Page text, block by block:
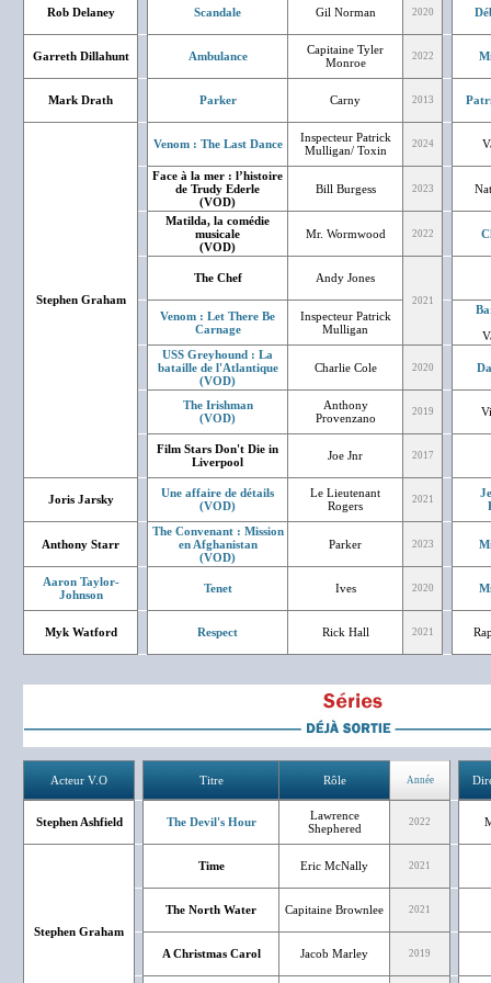
Rob Delaney Scandale Gil Norman 2020
Garreth Dillahunt Ambulance
Capitaine Tyler
Monroe
2022
Mark Drath Parker Carny 2013
Stephen Graham
Venom : The Last Dance
Inspecteur Patrick
Mulligan/ Toxin
2024
Face à la mer : l’histoire
de Trudy Ederle
(VOD)
Bill Burgess 2023
Matilda, la comédie
musicale
(VOD)
Mr. Wormwood 2022
The Chef Andy Jones
2021
Venom : Let There Be
Carnage
Inspecteur Patrick
Mulligan
USS Greyhound : La
bataille de l'Atlantique
(VOD)
Charlie Cole 2020
The Irishman
(VOD)
Anthony
Provenzano
2019
Film Stars Don't Die in
Liverpool
Joe Jnr 2017
Joris Jarsky
Une affaire de détails
(VOD)
Le Lieutenant
Rogers
2021
Anthony Starr
The Convenant : Mission
en Afghanistan
(VOD)
Parker 2023
Aaron Taylor-
Johnson
Tenet Ives 2020
Myk Watford Respect Rick Hall 2021
Acteur V.O Titre Rôle Année
Stephen Ashfield The Devil's Hour
Lawrence
Shephered
2022
Stephen Graham
Time Eric McNally 2021
The North Water Capitaine Brownlee 2021
A Christmas Carol Jacob Marley 2019